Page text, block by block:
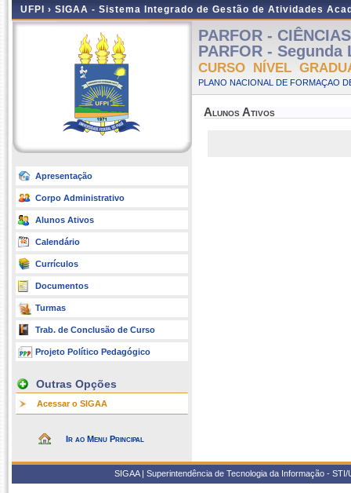
UFPI › SIGAA - Sistema Integrado de Gestão de Atividades
Apresentação
Corpo Administrativo
Alunos Ativos
Calendário
Currículos
Documentos
Turmas
Trab. de Conclusão de Curso
Projeto Político Pedagógico
Outras Opções
Acessar o SIGAA
Ir ao Menu Principal
PARFOR -
PARFOR -
CURSO NÍVEL
PLANO NACIONAL DE FORMAÇAO
Alunos Ativos
SIGAA | Superintendência de Tecnologia da Informação -